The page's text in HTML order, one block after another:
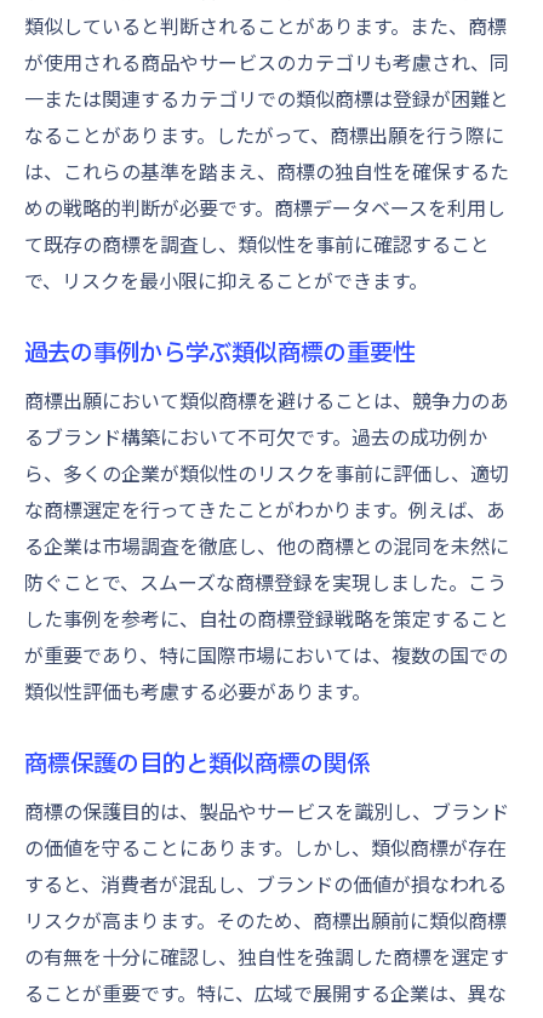
使用目的の明確化と商標の保護範囲
長期的なブランド戦略と商標の役割
商標の使用目的が出願に与える影響
商標の適切な使用と法律上の保護
使用目的に応じた商標の選定基準
商標の使用目的を計画するステップ
商標出願の成功事例から学ぶ類似性回避のポイ
成功事例に見る類似性の回避方法
効果的な商標の差別化戦略
類似性回避に成功した事例の分析
商標の差別化を図るためのアイデア
成功事例が示す商標出願の新たな視点
商標データベースの活用で類似商標を事前に排
除
商標データベースの基本と活用法
データベースからの情報収集の手順
類似商標を見つけるための検索テクニック
商標データベース活用の実践例
類似商標回避におけるデータベースの限界
商標の独自性を確保するための視覚的検証方法
視覚的要素による商標の差別化
独自性確保のためのデザイン戦略
類似していると判断されることがあります。また、商標
が使用される商品やサービスのカテゴリも考慮され、同
一または関連するカテゴリでの類似商標は登録が困難と
なることがあります。したがって、商標出願を行う際に
は、これらの基準を踏まえ、商標の独自性を確保するた
めの戦略的判断が必要です。商標データベースを利用し
て既存の商標を調査し、類似性を事前に確認すること
で、リスクを最小限に抑えることができます。
過去の事例から学ぶ類似商標の重要性
商標出願において類似商標を避けることは、競争力のあ
るブランド構築において不可欠です。過去の成功例か
ら、多くの企業が類似性のリスクを事前に評価し、適切
な商標選定を行ってきたことがわかります。例えば、あ
る企業は市場調査を徹底し、他の商標との混同を未然に
防ぐことで、スムーズな商標登録を実現しました。こう
した事例を参考に、自社の商標登録戦略を策定すること
が重要であり、特に国際市場においては、複数の国での
類似性評価も考慮する必要があります。
商標保護の目的と類似商標の関係
商標の保護目的は、製品やサービスを識別し、ブランド
の価値を守ることにあります。しかし、類似商標が存在
すると、消費者が混乱し、ブランドの価値が損なわれる
リスクが高まります。そのため、商標出願前に類似商標
の有無を十分に確認し、独自性を強調した商標を選定す
ることが重要です。特に、広域で展開する企業は、異な